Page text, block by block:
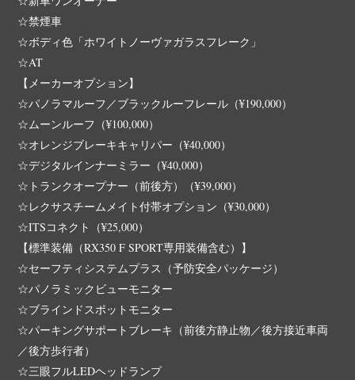
☆禁煙車
☆ボディ色「ホワイトノーヴァガラスフレーク」
☆AT
【メーカーオプション】
☆パノラマルーフ／ブラックルーフレール（¥190,000）
☆ムーンルーフ（¥100,000）
☆オレンジブレーキキャリパー（¥40,000）
☆デジタルインナーミラー（¥40,000）
☆トランクオープナー（前後方）（¥39,000）
☆レクサスチームメイト付帯オプション（¥30,000）
☆ITSコネクト（¥25,000）
【標準装備（RX350 F SPORT専用装備含む）】
☆セーフティシステムプラス（予防安全パッケージ）
☆パノラミックビューモニター
☆ブラインドスポットモニター
☆パーキングサポートブレーキ（前後方静止物／後方接近車両
／後方歩行者）
☆三眼フルLEDヘッドランプ